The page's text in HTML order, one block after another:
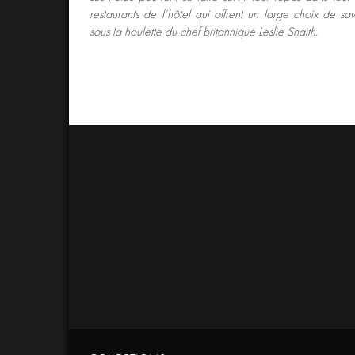
restaurants de l’hôtel qui offrent un large choix de
sous la houlette du chef britannique Leslie Snaith.